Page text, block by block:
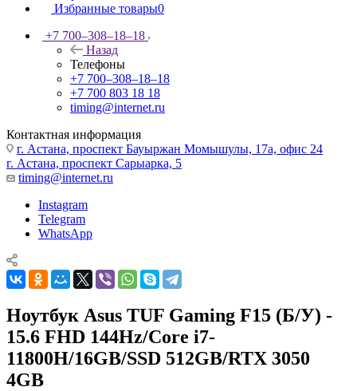
Избранные товары0
+7 700‒308‒18‒18
Назад
Телефоны
+7 700‒308‒18‒18
+7 700 803 18 18
timing@internet.ru
Контактная информация
г. Астана, проспект Бауыржан Момышулы, 17а, офис 24
г. Астана, проспект Сарыарка, 5
timing@internet.ru
Instagram
Telegram
WhatsApp
Ноутбук Asus TUF Gaming F15 (Б/У) -
15.6 FHD 144Hz/Core i7-
11800H/16GB/SSD 512GB/RTX 3050
4GB